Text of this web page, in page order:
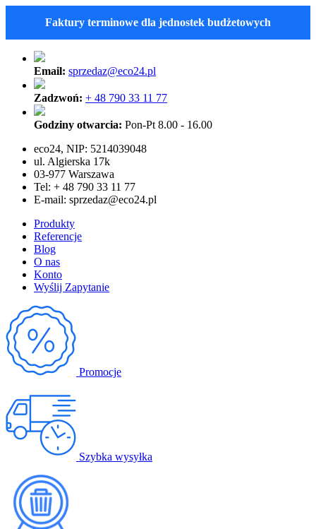
Faktury terminowe dla jednostek budżetowych
Email: sprzedaz@eco24.pl
Zadzwoń: + 48 790 33 11 77
Godziny otwarcia: Pon-Pt 8.00 - 16.00
eco24, NIP: 5214039048
ul. Algierska 17k
03-977 Warszawa
Tel: + 48 790 33 11 77
E-mail: sprzedaz@eco24.pl
Produkty
Referencje
Blog
O nas
Konto
Wyślij Zapytanie
Promocje
Szybka wysyłka